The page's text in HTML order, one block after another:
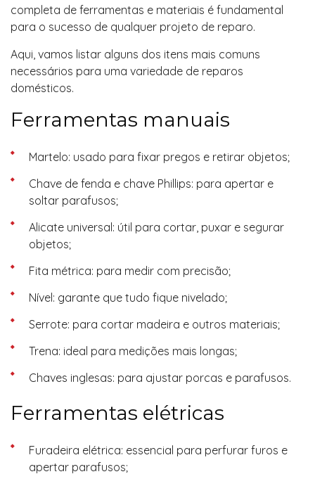
completa de ferramentas e materiais é fundamental
para o sucesso de qualquer projeto de reparo.
Aqui, vamos listar alguns dos itens mais comuns
necessários para uma variedade de reparos
domésticos.
Ferramentas manuais
Martelo: usado para fixar pregos e retirar objetos;
Chave de fenda e chave Phillips: para apertar e
soltar parafusos;
Alicate universal: útil para cortar, puxar e segurar
objetos;
Fita métrica: para medir com precisão;
Nível: garante que tudo fique nivelado;
Serrote: para cortar madeira e outros materiais;
Trena: ideal para medições mais longas;
Chaves inglesas: para ajustar porcas e parafusos.
Ferramentas elétricas
Furadeira elétrica: essencial para perfurar furos e
apertar parafusos;